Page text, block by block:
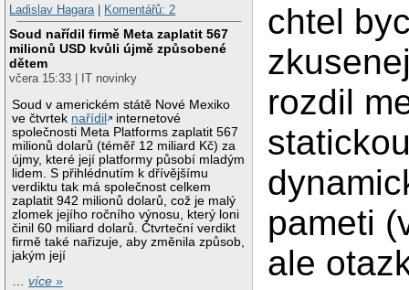
Ladislav Hagara| Komentářů: 2
Soud nařídil firmě Meta zaplatit 567
milionů USD kvůli újmě způsobené
dětem
včera 15:33 | IT novinky
Soud v americkém státě Nové Mexiko
ve čtvrtek nařídil
internetové
společnosti Meta Platforms zaplatit 567
milionů dolarů (téměř 12 miliard Kč) za
újmy, které její platformy působí mladým
lidem. S přihlédnutím k dřívějšímu
verdiktu tak má společnost celkem
zaplatit 942 milionů dolarů, což je malý
zlomek jejího ročního výnosu, který loni
činil 60 miliard dolarů. Čtvrteční verdikt
firmě také nařizuje, aby změnila způsob,
jakým její
…více »
chtel
rozdil
pameti
ale